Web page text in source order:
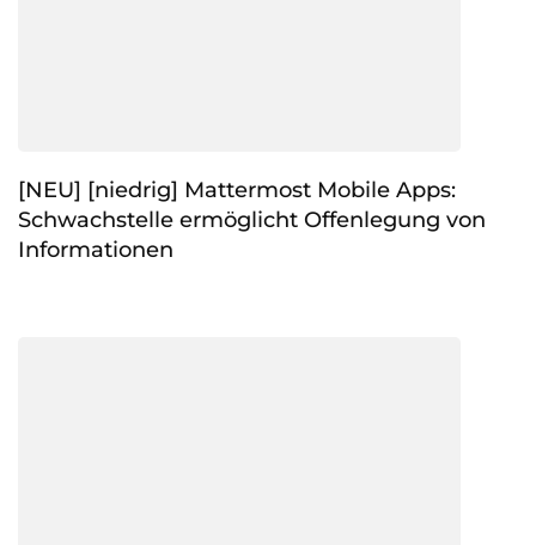
[NEU] [niedrig] Mattermost Mobile Apps:
Schwachstelle ermöglicht Offenlegung von
Informationen